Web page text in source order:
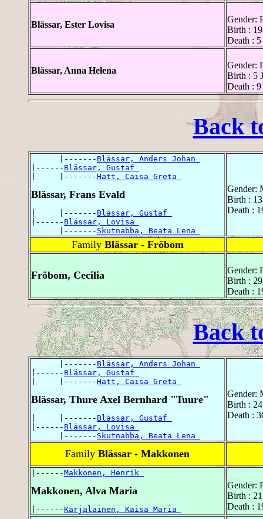
Blässar, Ester Lovisa
Gender:
Birth :
Death :
Blässar, Anna Helena
Gender:
Birth : 5
Death :
Back
      |-------
Blässar, Anders Johan
|------ Blässar, Gustaf
|     |-------Hatt, Caisa Greta
Blässar, Frans Evald
|     |------- Blässar, Gustaf
|------ Blässar, Lovisa
      |-------
Skutnabba, Beata Lena
Gender:
Birth :
Death :
Family Blässar - Fröbom
Fröbom, Cecilia
Gender:
Birth :
Death :
Back
      |-------
Blässar, Anders Johan
|------ Blässar, Gustaf
|     |-------Hatt, Caisa Greta
Blässar, Thure Axel Bernhard "Tuure"
|     |------- Blässar, Gustaf
|------ Blässar, Lovisa
      |-------
Skutnabba, Beata Lena
Gender:
Birth :
Death :
Family Blässar - Makkonen
|------Makkonen, Henrik
Makkonen, Alva Maria
|------Karjalainen, Kaisa Maria
Gender:
Birth :
Death :